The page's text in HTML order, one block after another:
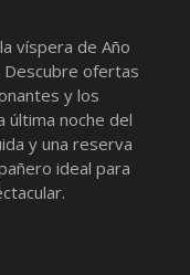
víspera de Año
Descubre ofertas
y los
última noche del
y una reserva
ideal para